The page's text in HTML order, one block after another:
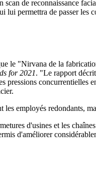
scan de reconnaissance
lui permettra de passer
le "Nirvana de la
for 2021. "Le rapport
pressions
les employés redondants,
d'usines et les
d'améliorer